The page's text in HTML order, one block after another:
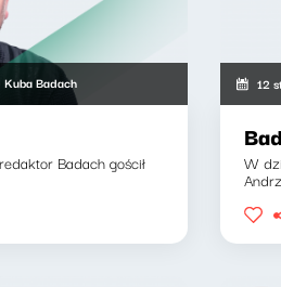
Kuba Badach
Badach gościł
12
W